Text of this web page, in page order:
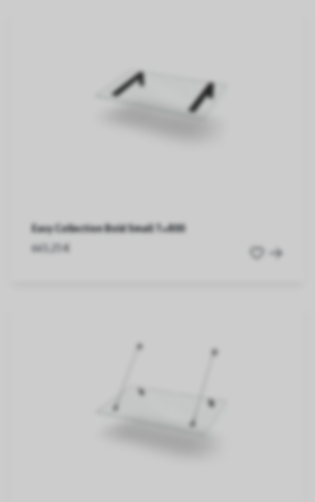
Easy Collection Bold Small T=800
665,25 €